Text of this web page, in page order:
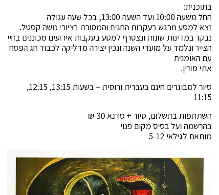
בתוכנית:
החל משעה 10:00 ועד השעה 13:00, בכל שעה עגולה
נצא למסע מרגש בעקבות החגים והמסורת בציורי משה קסטל.
נבקר במדינות שונות ונצטרף למסע בעקבות אירועים מכוננים בחיי
הצייר ונלמד על מועדי השנה ונכין יצירה מדליקה לכבוד חג הפסח
עם האומנית
אתי סורין.
סיור למבוגרים חינם בעברית ורוסית – בשעות 13:15, 12:15,
11:15
השתתפות בתשלום, סיור + סדנא 30 ₪
בהרשמה ועל בסיס מקום פנוי
מותאם לגילאי 5-12